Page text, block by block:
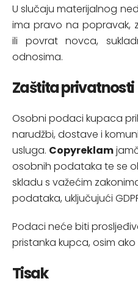
U slučaju materijalnog
ima pravo na popravak,
ili povrat novca,
odnosima.
Zaštita privatnosti
Osobni podaci kupaca
narudžbi, dostave i
usluga. Copyreklam
osobnih podataka te se
skladu s važećim
podataka, uključujući
Podaci neće biti
pristanka kupca, osim
Tisak